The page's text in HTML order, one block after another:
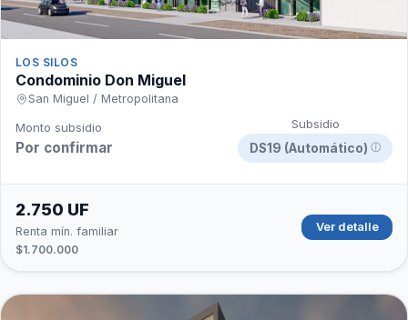
LOS SILOS
Condominio Don Miguel
San Miguel / Metropolitana
Monto subsidio
Por confirmar
Subsidio
DS19 (Automático) ⓘ
2.750 UF
Renta mín. familiar
$1.700.000
Ver detalle